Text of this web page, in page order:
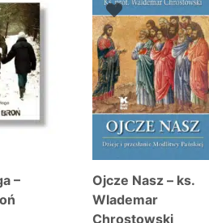
–
Ojcze Nasz – ks.
Wlademar
Chrostowski